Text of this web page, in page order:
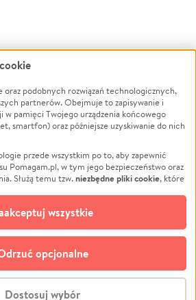
Powódź
Wichura
NGO
Edukacja
Podróż
Impreza
Ochrona środowiska
Biznes
SP. Z O.O.
oraz podobnych rozwiązań technologicznych,
partnerów. Obejmuje to zapisywanie i
pamięci Twojego urządzenia końcowego
smartfon) oraz późniejsze uzyskiwanie do nich
przede wszystkim po to, aby zapewnić
Pomagam.pl, w tym jego bezpieczeństwo oraz
Służą temu tzw.niezbędne pliki cookie, które
plików cookie
i retargetingowych. Możesz wyrazić
jej odmówić. W dowolnym momencie masz
na stronie „Zarządzaj zgodami cookie”,
serwisu Pomagam.pl. Opcjonalne pliki
następujących celach:
Dzięki nim możemy zrozumieć, jak
Dostosuj wybór
opcjonalne
wszystkie